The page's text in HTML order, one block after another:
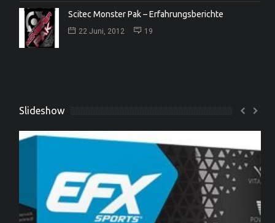
Scitec Monster Pak – Erfahrungsberichte
22 Juni, 2012 19
Slideshow